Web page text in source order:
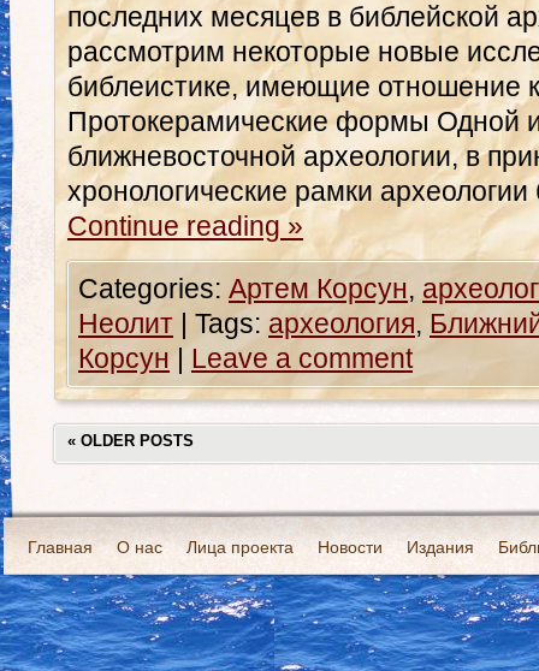
последних месяцев в библейской
рассмотрим некоторые новые
библеистике, имеющие отношение
Протокерамические формы Одной
ближневосточной археологии, в
хронологические рамки
Continue reading »
Categories: Артем Корсун,
Неолит | Tags: археология,
Корсун | Leave a comment
« OLDER POSTS
Главная О нас Лица проекта Новости Издания